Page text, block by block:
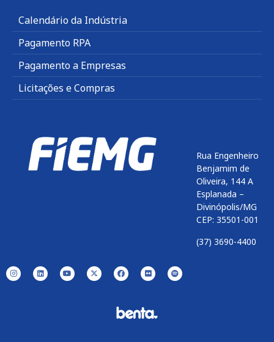
Calendário da Indústria
Pagamento RPA
Pagamento a Empresas
Licitações e Compras
Rua Engenheiro
Benjamim de
Oliveira, 144 A
Esplanada –
Divinópolis/MG
CEP: 35501-001
(37) 3690-4400